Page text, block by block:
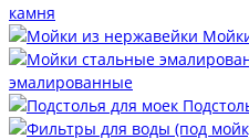
камня
эмалированные